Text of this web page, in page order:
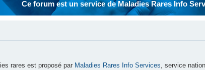
Ce forum est un service de Maladies Rares Info
rares est proposé par Maladies Rares Info Services, service